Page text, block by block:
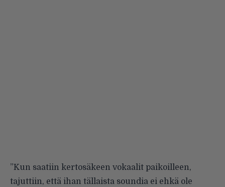
”Kun saatiin kertosäkeen vokaalit paikoilleen,
tajuttiin, että ihan tällaista soundia ei ehkä ole